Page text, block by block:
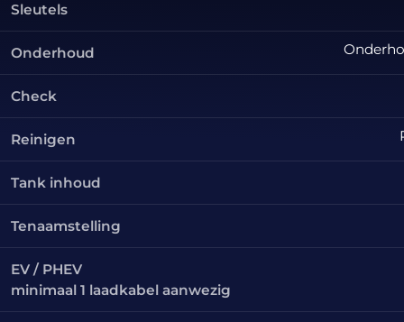
Sleutels
Onderhoud
Check
Reinigen
Tank inhoud
Tenaamstelling
EV / PHEV
minimaal 1 laadkabel aanwezig